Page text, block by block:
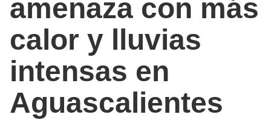
amenaza con más
calor y lluvias
intensas en
Aguascalientes